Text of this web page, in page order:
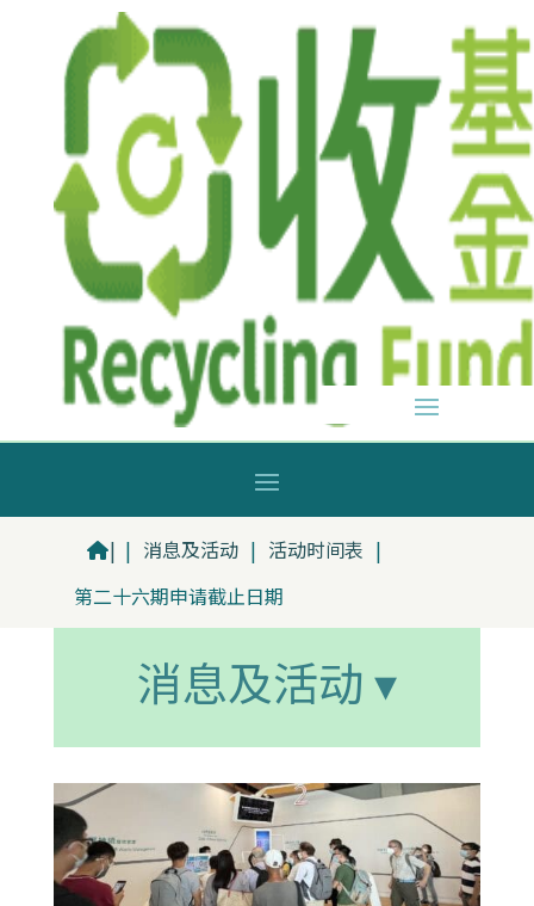
| | 消息及活动 | 活动时间表 |
第二十六期申请截止日期
消息及活动 ▾